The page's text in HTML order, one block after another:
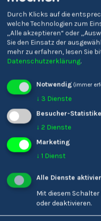
Liceo Scientifico 'E.
Torricelli' Bolzano
Durch Klicks auf die
welche Technologien zum
„Alle akzeptieren“ oder
Sie den Einsatz der
mehr zu erfahren, lesen Sie
Datenschutzerklärung.
Notwendig (immer
↓ 3 Dienste
Besucher-
↓ 2 Dienste
Marketing
↓ 1 Dienst
Alle Dienste
Mit diesem
oder deaktivieren.